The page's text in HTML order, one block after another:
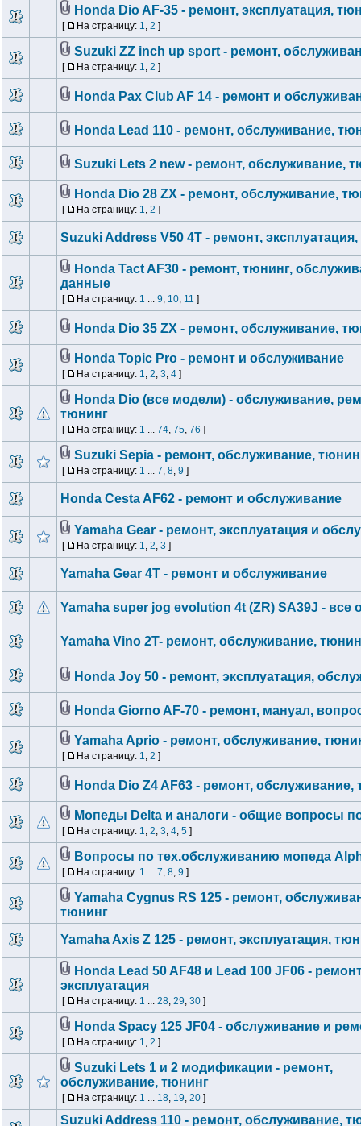
Honda Dio AF-35 - ремонт, эксплуатация,
[ На страницу: 1, 2 ]
Suzuki ZZ inch up sport - ремонт,
[ На страницу: 1, 2 ]
Honda Pax Club AF 14 - ремонт и
Honda Lead 110 - ремонт, обслуживание,
Suzuki Lets 2 new - ремонт, обслуживание,
Honda Dio 28 ZX - ремонт, обслуживание,
[ На страницу: 1, 2 ]
Suzuki Address V50 4T - ремонт,
Honda Tact AF30 - ремонт, тюнинг,
данные
[ На страницу: 1 ... 9, 10, 11 ]
Honda Dio 35 ZX - ремонт, обслуживание,
Honda Topic Pro - ремонт и обслуживание
[ На страницу: 1, 2, 3, 4 ]
Honda Dio (все модели) - обслуживание,
тюнинг
[ На страницу: 1 ... 74, 75, 76 ]
Suzuki Sepia - ремонт, обслуживание,
[ На страницу: 1 ... 7, 8, 9 ]
Honda Cesta AF62 - ремонт и обслуживание
Yamaha Gear - ремонт, эксплуатация и
[ На страницу: 1, 2, 3 ]
Yamaha Gear 4T - ремонт и обслуживание
Yamaha super jog evolution 4t (ZR) SA39J - все
Yamaha Vino 2T- ремонт, обслуживание,
Honda Joy 50 - ремонт, эксплуатация,
Honda Giorno AF-70 - ремонт, мануал,
Yamaha Aprio - ремонт, обслуживание,
[ На страницу: 1, 2 ]
Honda Dio Z4 AF63 - ремонт, обслуживание,
Мопеды Delta и аналоги - общие вопросы
[ На страницу: 1, 2, 3, 4, 5 ]
Вопросы по тех.обслуживанию мопеда
[ На страницу: 1 ... 7, 8, 9 ]
Yamaha Cygnus RS 125 - ремонт,
тюнинг
Yamaha Axis Z 125 - ремонт, эксплуатация,
Honda Lead 50 AF48 и Lead 100 JF06 -
эксплуатация
[ На страницу: 1 ... 28, 29, 30 ]
Honda Spacy 125 JF04 - обслуживание и
[ На страницу: 1, 2 ]
Suzuki Lets 1 и 2 модификации - ремонт,
обслуживание, тюнинг
[ На страницу: 1 ... 18, 19, 20 ]
Suzuki Address 110 - ремонт, обслуживание,